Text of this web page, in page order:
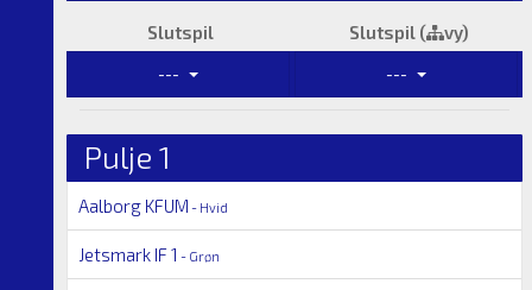
Slutspil Slutspil ( vy)
--- ---
Pulje 1
Aalborg KFUM - Hvid
Jetsmark IF 1 - Grøn